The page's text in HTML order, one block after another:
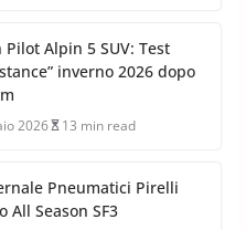
Alpin 5 SUV: Test
inverno 2026 dopo
2026 13 min read
Pneumatici Pirelli
All Season SF3